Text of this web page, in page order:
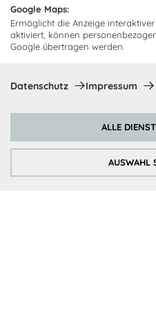
Google Maps:
Ermöglicht die Anzeige
aktiviert, können
Google übertragen werden.
Datenschutz Impressum
AUSWAHL
ALLE
Abholorte
Neuigkeiten und Angebote
per E-Mail-Newsletter über